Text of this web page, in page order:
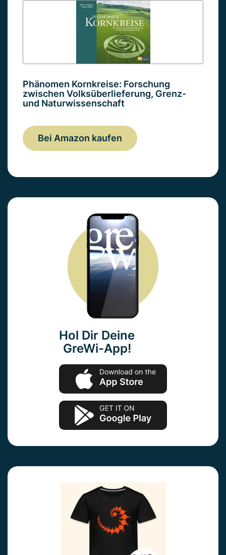
Phänomen Kornkreise: Forschung
zwischen Volksüberlieferung, Grenz-
und Naturwissenschaft
Bei Amazon kaufen
Hol Dir Deine
GreWi-App!